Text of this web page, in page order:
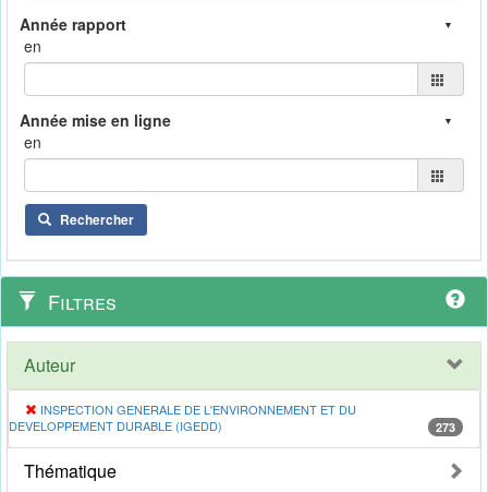
en
en
Rechercher
Filtres
Auteur
INSPECTION GENERALE DE L'ENVIRONNEMENT ET DU
DEVELOPPEMENT DURABLE (IGEDD)
273
Thématique